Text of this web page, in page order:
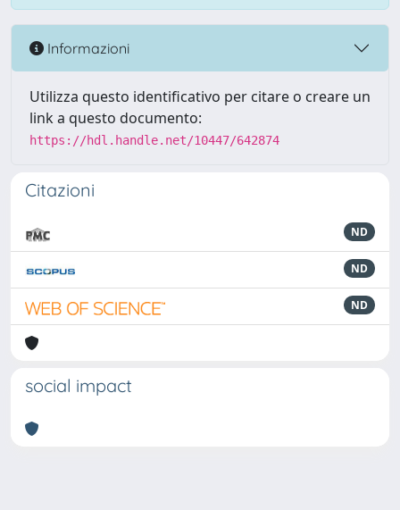
Informazioni
Utilizza questo identificativo per citare o creare un
link a questo documento:
https://hdl.handle.net/10447/642874
Citazioni
ND
ND
ND
social impact